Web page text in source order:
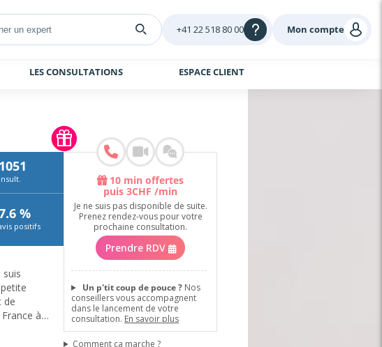
Mon compte
+41 22 518 80 00
LES CONSULTATIONS ESPACE CLIENT
%
positifs
suis
de
à
10 min offertes
puis 3CHF /min
Je ne suis pas disponible de suite.
Prenez rendez-vous pour votre
prochaine consultation.
Prendre RDV
Un p'tit coup de pouce ?Nos
conseillers vous accompagnent
dans le lancement de votre
consultation. En savoir plus
Comment ça marche ?